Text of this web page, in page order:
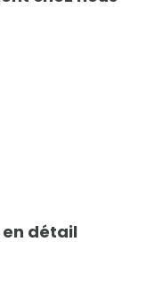
en détail